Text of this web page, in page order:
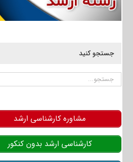
جستجو کنید
جستجو
مشاوره کارشناسی ارشد
کارشناسی ارشد بدون کنکور